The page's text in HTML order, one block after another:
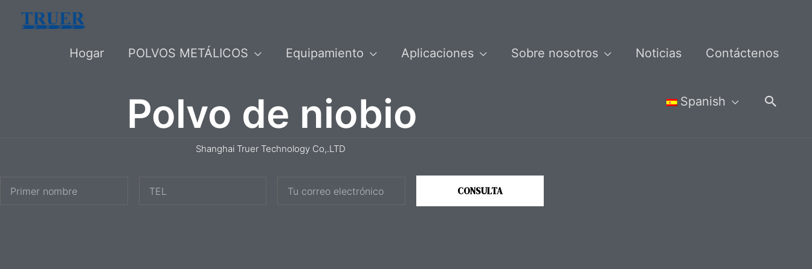
saltar
Hogar POLVOS METÁLICOS Equipamiento Aplicaciones Sobre nosotros Noticias Contáctenos
Spanish
Polvo de niobio
Shanghai Truer Technology Co,.LTD
CONSULTA